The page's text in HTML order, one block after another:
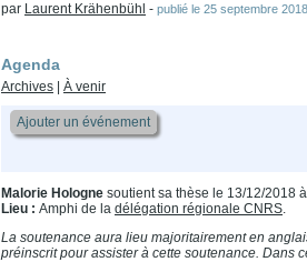
par Laurent Krähenbühl - publié le 25 septembre 2018
Agenda
Archives À venir
Ajouter un événement
Malorie Hologne soutient sa thèse le 13/12/2018 à
Lieu : Amphi de la délégation régionale CNRS
La soutenance aura lieu majoritairement en
préinscrit pour assister à cette soutenance. Dans